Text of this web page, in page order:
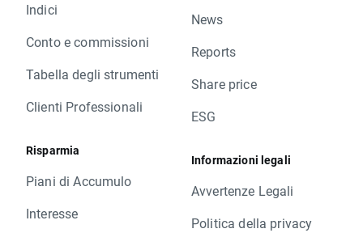
Indici
Conto e commissioni
Tabella degli strumenti
Clienti Professionali
Risparmia
Piani di Accumulo
Interesse
News
Reports
Share price
ESG
Informazioni legali
Avvertenze Legali
Politica della privacy